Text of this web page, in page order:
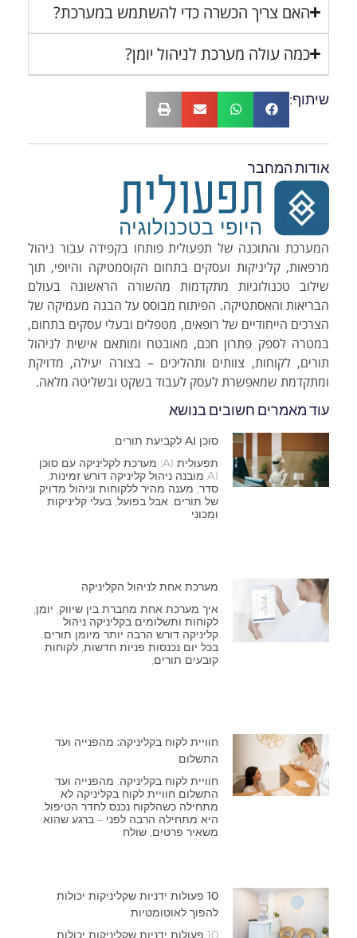
האם צריך הכשרה כדי להשתמש במערכת?
כמה עולה מערכת לניהול יומן?
שיתוף:
אודות המחבר
המערכת והתוכנה של תפעולית פותחו בקפידה עבור ניהול
מרפאות, קליניקות ועסקים בתחום הקוסמטיקה והיופי, תוך
שילוב טכנולוגיות מתקדמות מהשורה הראשונה בעולם
הבריאות והאסתטיקה. הפיתוח מבוסס על הבנה מעמיקה של
הצרכים הייחודיים של רופאים, מטפלים ובעלי עסקים בתחום,
במטרה לספק פתרון חכם, מאובטח ומותאם אישית לניהול
תורים, לקוחות, צוותים ותהליכים – בצורה יעילה, מדויקת
ומתקדמת שמאפשרת לעסק לעבוד בשקט ובשליטה מלאה.
עוד מאמרים חשובים בנושא
סוכן AI לקביעת תורים
תפעולית AI: מערכת לקליניקה עם סוכן
AI מובנה ניהול קליניקה דורש זמינות,
סדר, מענה מהיר ללקוחות וניהול מדויק
של תורים. אבל בפועל, בעלי קליניקות
ומכוני
מערכת אחת לניהול הקליניקה
איך מערכת אחת מחברת בין שיווק, יומן,
לקוחות ותשלומים בקליניקה ניהול
קליניקה דורש הרבה יותר מיומן תורים.
בכל יום נכנסות פניות חדשות, לקוחות
קובעים תורים,
חוויית לקוח בקליניקה: מהפנייה ועד
התשלום
חוויית לקוח בקליניקה: מהפנייה ועד
התשלום חוויית לקוח בקליניקה לא
מתחילה כשהלקוח נכנס לחדר הטיפול.
היא מתחילה הרבה לפני – ברגע שהוא
משאיר פרטים, שולח
10 פעולות ידניות שקליניקות יכולות
להפוך לאוטומטיות
10 פעולות ידניות שקליניקות יכולות